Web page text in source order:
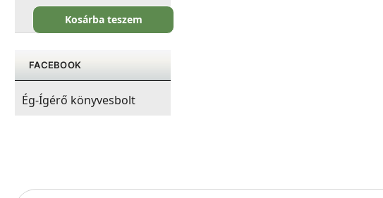
Kosárba teszem
FACEBOOK
Ég-Ígérő könyvesbolt